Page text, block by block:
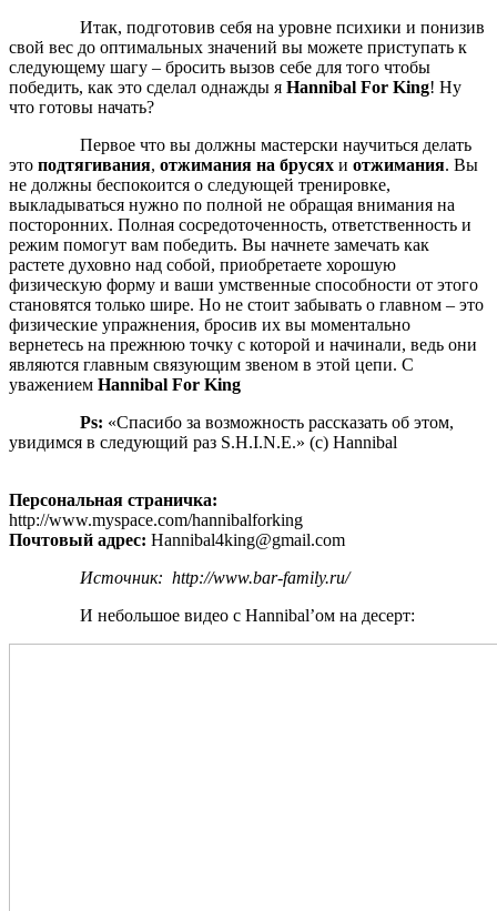
Итак, подготовив себя на уровне психики и понизив
свой вес до оптимальных значений вы можете приступать к
следующему шагу – бросить вызов себе для того чтобы
победить, как это сделал однажды я Hannibal For King! Ну
что готовы начать?
Первое что вы должны мастерски научиться делать
это подтягивания, отжимания на брусях и отжимания. Вы
не должны беспокоится о следующей тренировке,
выкладываться нужно по полной не обращая внимания на
посторонних. Полная сосредоточенность, ответственность и
режим помогут вам победить. Вы начнете замечать как
растете духовно над собой, приобретаете хорошую
физическую форму и ваши умственные способности от этого
становятся только шире. Но не стоит забывать о главном – это
физические упражнения, бросив их вы моментально
вернетесь на прежнюю точку с которой и начинали, ведь они
являются главным связующим звеном в этой цепи. С
уважением Hannibal For King
Ps: «Спасибо за возможность рассказать об этом,
увидимся в следующий раз S.H.I.N.E.» (с) Hannibal
Персональная страничка:
http://www.myspace.com/hannibalforking
Почтовый адрес: Hannibal4king@gmail.com
Источник: http://www.bar-family.ru/
И небольшое видео с Hannibal’ом на десерт: